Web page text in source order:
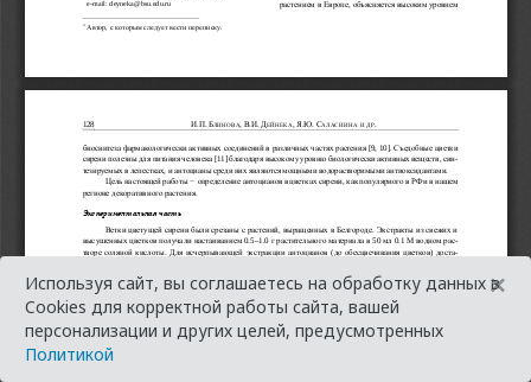
Используя сайт, вы соглашаетесь на обработку данных в
Cookies для корректной работы сайта, вашей
персонализации и других целей, предусмотренных
Политикой
×